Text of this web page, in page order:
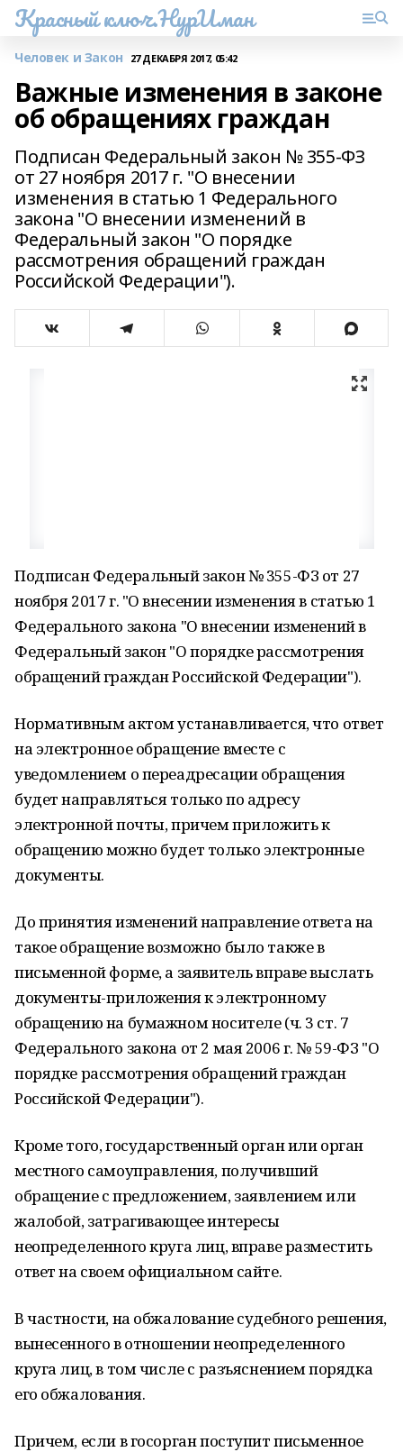
Красный ключ.НурИман
Человек и Закон 27 ДЕКАБРЯ 2017, 05:42
Важные изменения в законе
об обращениях граждан
Подписан Федеральный закон № 355-ФЗ
от 27 ноября 2017 г. "О внесении
изменения в статью 1 Федерального
закона "О внесении изменений в
Федеральный закон "О порядке
рассмотрения обращений граждан
Российской Федерации").
Подписан Федеральный закон № 355-ФЗ от 27
ноября 2017 г. "О внесении изменения в статью 1
Федерального закона "О внесении изменений в
Федеральный закон "О порядке рассмотрения
обращений граждан Российской Федерации").
Нормативным актом устанавливается, что ответ
на электронное обращение вместе с
уведомлением о переадресации обращения
будет направляться только по адресу
электронной почты, причем приложить к
обращению можно будет только электронные
документы.
До принятия изменений направление ответа на
такое обращение возможно было также в
письменной форме, а заявитель вправе выслать
документы-приложения к электронному
обращению на бумажном носителе (ч. 3 ст. 7
Федерального закона от 2 мая 2006 г. № 59-ФЗ "О
порядке рассмотрения обращений граждан
Российской Федерации").
Кроме того, государственный орган или орган
местного самоуправления, получивший
обращение с предложением, заявлением или
жалобой, затрагивающее интересы
неопределенного круга лиц, вправе разместить
ответ на своем официальном сайте.
В частности, на обжалование судебного решения,
вынесенного в отношении неопределенного
круга лиц, в том числе с разъяснением порядка
его обжалования.
Причем, если в госорган поступит письменное